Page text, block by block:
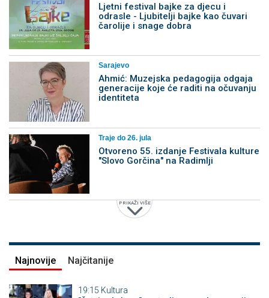
Ljetni festival bajke za djecu i
odrasle - Ljubitelji bajke kao čuvari
čarolije i snage dobra
Sarajevo
Ahmić: Muzejska pedagogija odgaja
generacije koje će raditi na očuvanju
identiteta
Traje do 26. jula
Otvoreno 55. izdanje Festivala kulture
"Slovo Gorčina" na Radimlji
PRIKAŽI VIŠE
Najnovije Najčitanije
19:15 Kultura